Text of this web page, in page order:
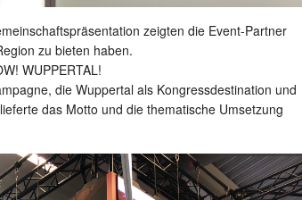
zeigten die Event-Partner
zu bieten haben.
WUPPERTAL!
die Wuppertal als Kongressdestination und
das Motto und die thematische Umsetzung